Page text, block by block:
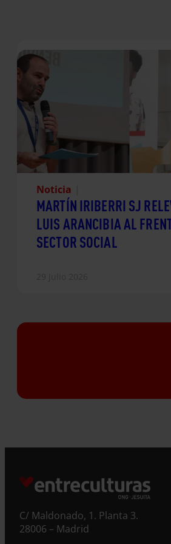
Noticia
MARTÍN IRIBERRI SJ
LUIS ARANCIBIA AL
SECTOR SOCIAL
C/ Maldonado, 1. Planta 3.
28006 – Madrid